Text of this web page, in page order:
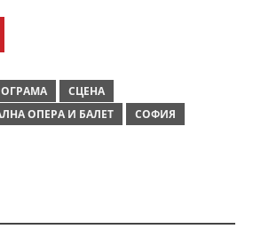
СЦЕНА
ОПЕРА И БАЛЕТ
СОФИЯ